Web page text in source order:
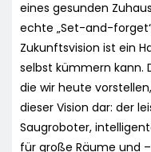
eines gesunden
echte „Set-and-
Zukunftsvision ist ein
selbst kümmern kann.
die wir heute
dieser Vision dar: der
Saugroboter,
für große Räume und